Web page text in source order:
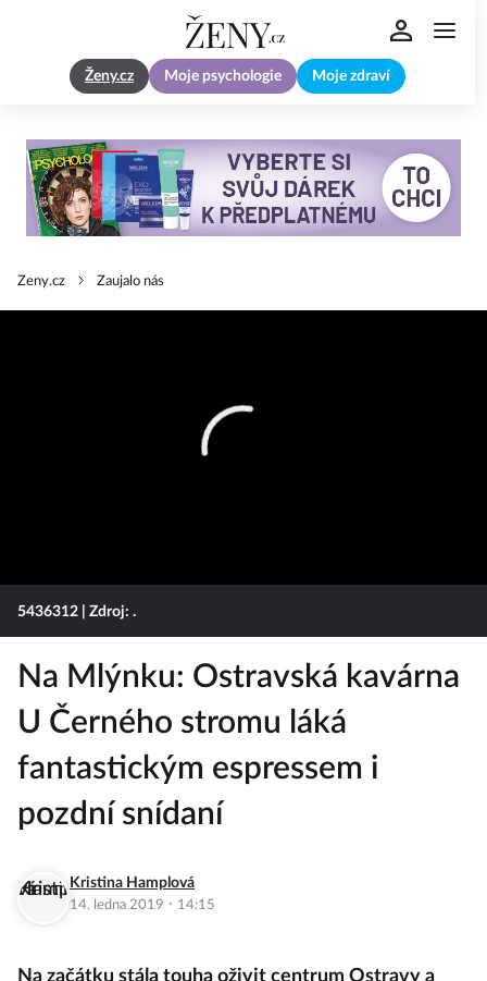
Ženy.cz Moje psychologie Moje zdraví
Zeny.cz Zaujalo nás
5436312 | Zdroj: .
Na Mlýnku: Ostravská kavárna
U Černého stromu láká
fantastickým espressem i
pozdní snídaní
Kristina Hamplová
14. ledna 2019 · 14:15
Na začátku stála touha oživit centrum Ostravy a